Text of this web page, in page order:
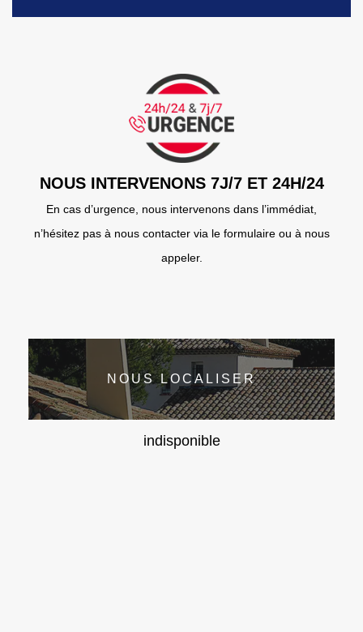
NOUS INTERVENONS 7J/7 ET 24H/24
En cas d’urgence, nous intervenons dans l’immédiat,
n’hésitez pas à nous contacter via le formulaire ou à nous
appeler.
NOUS LOCALISER
indisponible